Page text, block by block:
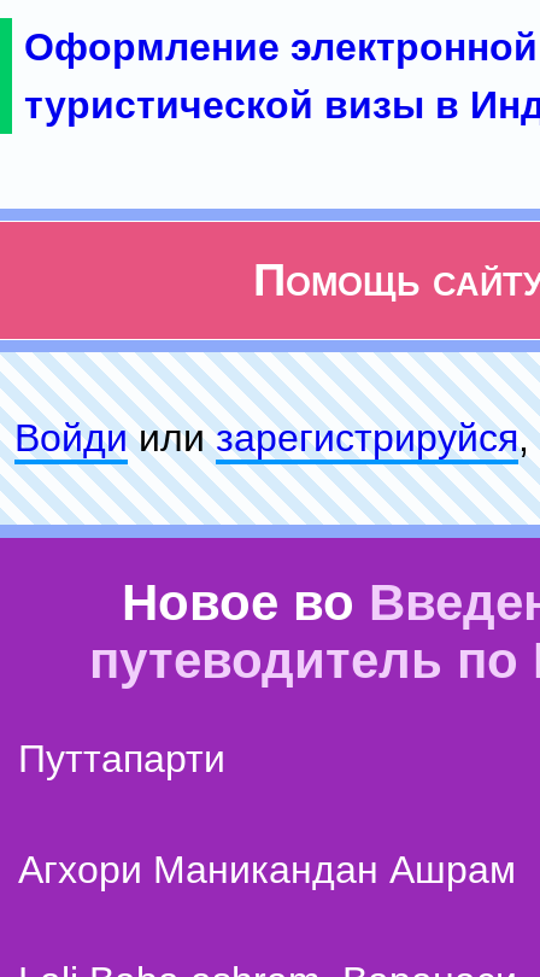
Оформление электронной
туристической визы в
Помощь
Войдиилизарeгиcтpируйся,
Новое во
путеводитель
Путтапарти
Агхори Маникандан Ашрам